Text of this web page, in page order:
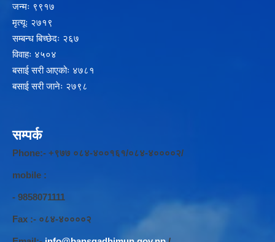
जन्मः ९९१७
मृत्यूः २७१९
सम्बन्ध बिच्छेदः २६७
विवाहः ४५०४
बसाई सरी आएकोः ४७८१
बसाई सरी जानेः २७९८
सम्पर्क
Phone:- +९७७ ०८४-४००१६१/०८४-४००००२/
mobile :
- 9858071111
Fax :- ०८४-४००००२